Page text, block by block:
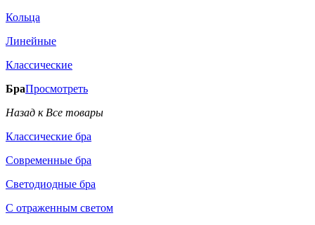
Кольца
Линейные
Классические
БраПросмотреть
Назад к Все товары
Классические бра
Современные бра
Светодиодные бра
С отраженным светом